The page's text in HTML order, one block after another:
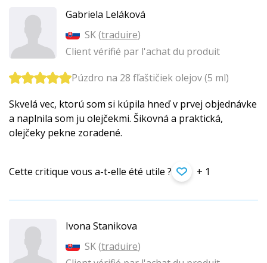
Gabriela Leláková
SK (traduire)
Client vérifié par l'achat du produit
Púzdro na 28 fľaštičiek olejov (5 ml)
Skvelá vec, ktorú som si kúpila hneď v prvej objednávke
a naplnila som ju olejčekmi. Šikovná a praktická,
olejčeky pekne zoradené.
Cette critique vous a-t-elle été utile ? + 1
Ivona Stanikova
SK (traduire)